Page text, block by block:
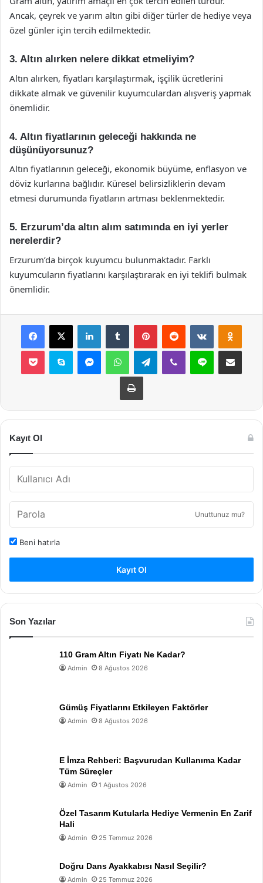
Ancak, çeyrek ve yarım altın gibi diğer türler de hediye veya
özel günler için tercih edilmektedir.
3. Altın alırken nelere dikkat etmeliyim?
Altın alırken, fiyatları karşılaştırmak, işçilik ücretlerini
dikkate almak ve güvenilir kuyumculardan alışveriş yapmak
önemlidir.
4. Altın fiyatlarının geleceği hakkında ne
düşünüyorsunuz?
Altın fiyatlarının geleceği, ekonomik büyüme, enflasyon ve
döviz kurlarına bağlıdır. Küresel belirsizliklerin devam
etmesi durumunda fiyatların artması beklenmektedir.
5. Erzurum’da altın alım satımında en iyi yerler
nerelerdir?
Erzurum’da birçok kuyumcu bulunmaktadır. Farklı
kuyumcuların fiyatlarını karşılaştırarak en iyi teklifi bulmak
önemlidir.
Facebook
X LinkedInTumblr PinterestReddit VKontakte
Pocket Skype MessengerWhatsAppTelegramViber Line E-Posta ile
Yazdır
Kayıt Ol
Unuttunuz mu?
Beni hatırla
Kayıt Ol
Son Yazılar
110 Gram Altın Fiyatı Ne Kadar?
Admin 8 Ağustos 2026
Gümüş Fiyatlarını Etkileyen Faktörler
Admin 8 Ağustos 2026
E İmza Rehberi: Başvurudan Kullanıma Kadar
Tüm Süreçler
Admin 1 Ağustos 2026
Özel Tasarım Kutularla Hediye Vermenin En Zarif
Hali
Admin 25 Temmuz 2026
Doğru Dans Ayakkabısı Nasıl Seçilir?
Admin 25 Temmuz 2026